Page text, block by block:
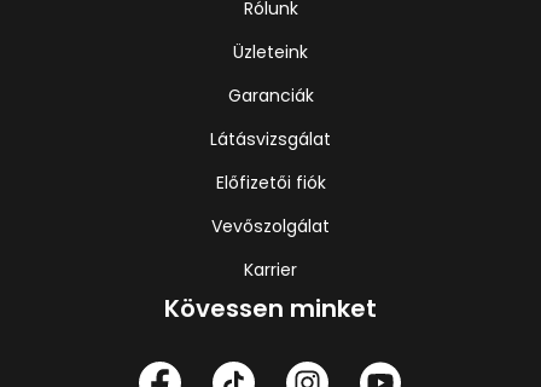
Rólunk
Üzleteink
Garanciák
Látásvizsgálat
Előfizetői fiók
Vevőszolgálat
Karrier
Kövessen minket